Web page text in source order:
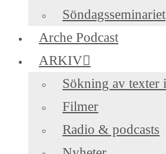
Söndagsseminariet
Arche Podcast
ARKIV
Sökning av texter
Filmer
Radio & podcasts